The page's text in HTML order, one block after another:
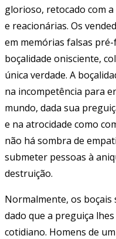
glorioso, retocado com
e reacionárias. Os
em memórias falsas
boçalidade onisciente,
única verdade. A
na incompetência para
mundo, dada sua
e na atrocidade como
não há sombra de
submeter pessoas à
destruição.
Normalmente, os boçais
dado que a preguiça
cotidiano. Homens de